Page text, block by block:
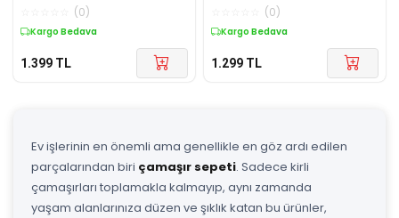
Köşeli Çamaşır Sepeti Bamboo
(0)
Kargo Bedava
1.399 TL
(0)
Kargo Bedava
1.299 TL
Ev işlerinin en önemli ama genellikle en göz ardı edilen
parçalarından biri çamaşır sepeti. Sadece kirli
çamaşırları toplamakla kalmayıp, aynı zamanda
yaşam alanlarınıza düzen ve şıklık katan bu ürünler,